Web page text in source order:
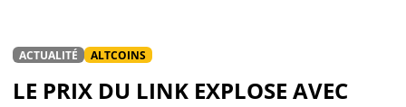
ACTUALITÉ ALTCOINS
LE PRIX DU LINK EXPLOSE AVEC